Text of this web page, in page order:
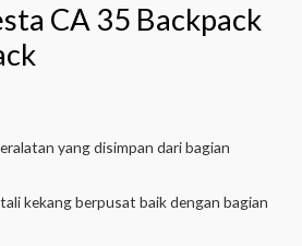
CA 35 Backpack
yang disimpan dari bagian
kekang berpusat baik dengan bagian